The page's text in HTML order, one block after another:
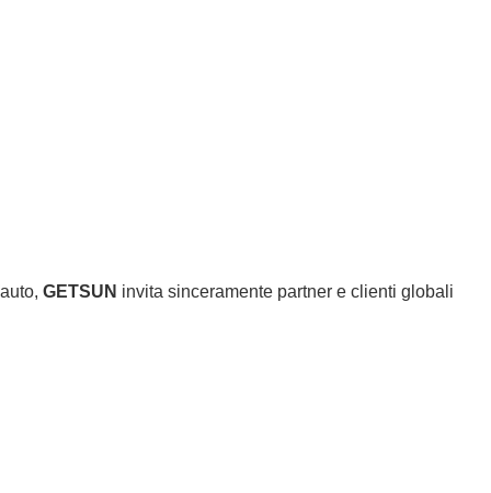
GETSUN invita sinceramente partner e clienti globali